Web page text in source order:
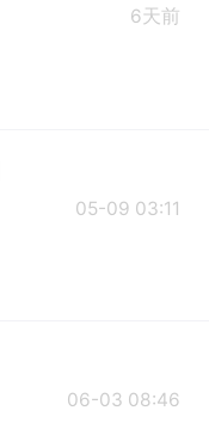
6天前
05-09 03:11
06-03 08:46